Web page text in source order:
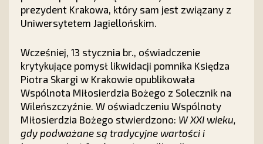
prezydent Krakowa, który sam jest związany z
Uniwersytetem Jagiellońskim.
Wcześniej, 13 stycznia br., oświadczenie
krytykujące pomysł likwidacji pomnika Księdza
Piotra Skargi w Krakowie opublikowała
Wspólnota Miłosierdzia Bożego z Solecznik na
Wileńszczyźnie. W oświadczeniu Wspólnoty
Miłosierdzia Bożego stwierdzono: W XXI wieku,
gdy podważane są tradycyjne wartości i